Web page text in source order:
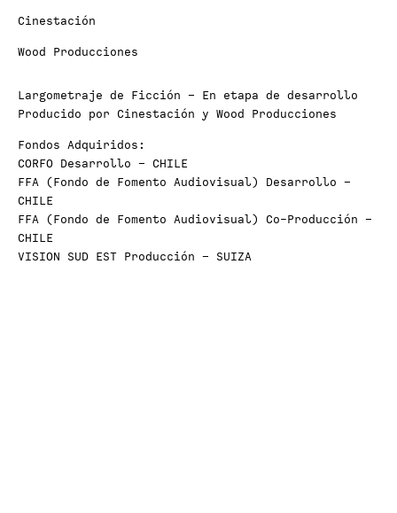
Cinestación
Wood Producciones
Largometraje de Ficción – En etapa de desarrollo
Producido por Cinestación y Wood Producciones
Fondos Adquiridos:
CORFO Desarrollo – CHILE
FFA (Fondo de Fomento Audiovisual) Desarrollo –
CHILE
FFA (Fondo de Fomento Audiovisual) Co-Producción –
CHILE
VISION SUD EST Producción – SUIZA